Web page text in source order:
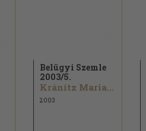
Belügyi Szemle
2003/5.
Kránitz Mariann...
2003